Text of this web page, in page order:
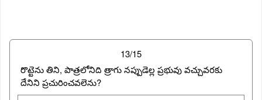
13/15
రొట్టెను తిని, పాత్రలోనిది త్రాగు నప్పుడెల్ల ప్రభువు వచ్చువరకు
దేనిని ప్రచురించవలెను?